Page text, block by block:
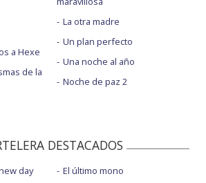
a Hexe
de la
La otra madre
Un plan perfecto
Una noche al año
Noche de paz 2
DESTACADOS
day
El último mono